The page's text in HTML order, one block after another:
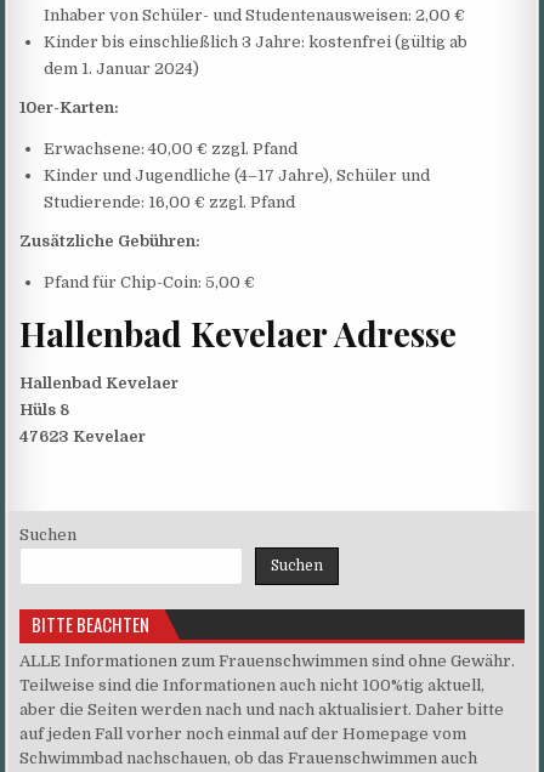
Inhaber von Schüler- und Studentenausweisen: 2,00 €
Kinder bis einschließlich 3 Jahre: kostenfrei (gültig ab
dem 1. Januar 2024)
10er-Karten:
Erwachsene: 40,00 € zzgl. Pfand
Kinder und Jugendliche (4–17 Jahre), Schüler und
Studierende: 16,00 € zzgl. Pfand
Zusätzliche Gebühren:
Pfand für Chip-Coin: 5,00 €
Hallenbad Kevelaer Adresse
Hallenbad Kevelaer
Hüls 8
47623 Kevelaer
Suchen
Suchen
BITTE BEACHTEN
ALLE Informationen zum Frauenschwimmen sind ohne Gewähr.
Teilweise sind die Informationen auch nicht 100%tig aktuell,
aber die Seiten werden nach und nach aktualisiert. Daher bitte
auf jeden Fall vorher noch einmal auf der Homepage vom
Schwimmbad nachschauen, ob das Frauenschwimmen auch